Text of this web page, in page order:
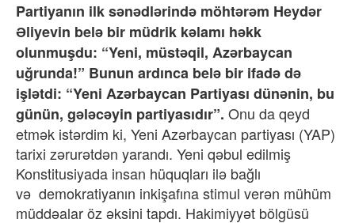
Partiyanın ilk sənədlərində möhtərəm Heydər
Əliyevin belə bir müdrik kəlamı həkk
olunmuşdu: “Yeni, müstəqil, Azərbaycan
uğrunda!” Bunun ardınca belə bir ifadə də
işlətdi: “Yeni Azərbaycan Partiyası dünənin, bu
günün, gələcəyin partiyasıdır”. Onu da qeyd
etmək istərdim ki, Yeni Azərbaycan partiyası (YAP)
tarixi zərurətdən yarandı. Yeni qəbul edilmiş
Konstitusiyada insan hüquqları ilə bağlı
və demokratiyanın inkişafına stimul verən mühüm
müddəalar öz əksini tapdı. Hakimiyyət bölgüsü